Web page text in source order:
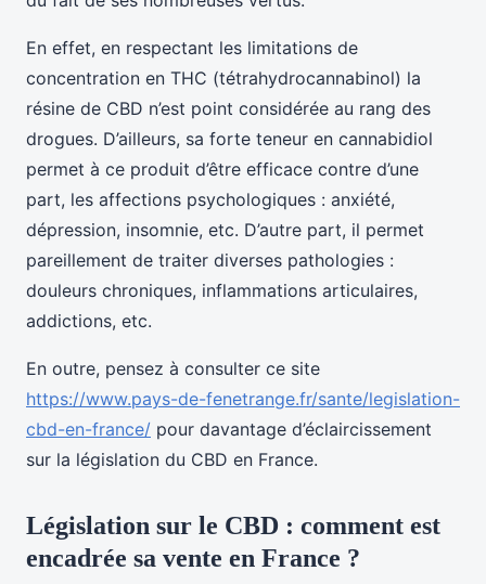
En effet, en respectant les limitations de
concentration en THC (tétrahydrocannabinol) la
résine de CBD n’est point considérée au rang des
drogues. D’ailleurs, sa forte teneur en cannabidiol
permet à ce produit d’être efficace contre d’une
part, les affections psychologiques : anxiété,
dépression, insomnie, etc. D’autre part, il permet
pareillement de traiter diverses pathologies :
douleurs chroniques, inflammations articulaires,
addictions, etc.
En outre, pensez à consulter ce site
https://www.pays-de-fenetrange.fr/sante/legislation-
cbd-en-france/ pour davantage d’éclaircissement
sur la législation du CBD en France.
Législation sur le CBD : comment est
encadrée sa vente en France ?